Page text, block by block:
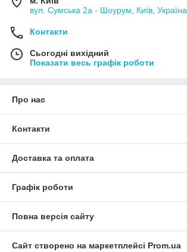
вул. Сумська 2а - Шоурум, Київ, Україна
Контакти
Сьогодні вихідний
Показати весь графік роботи
Про нас
Контакти
Доставка та оплата
Графік роботи
Повна версія сайту
Сайт створено на маркетплейсі Prom.ua